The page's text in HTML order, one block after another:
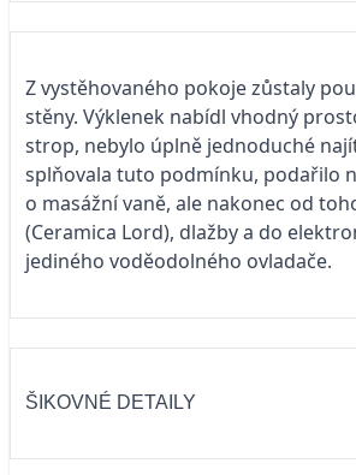
Z vystěhovaného pokoje zůstaly
stěny. Výklenek nabídl vhodný
strop, nebylo úplně jednoduché
splňovala tuto podmínku, podařilo
o masážní vaně, ale nakonec od
(Ceramica Lord), dlažby a do
jediného voděodolného ovladače.
ŠIKOVNÉ DETAILY